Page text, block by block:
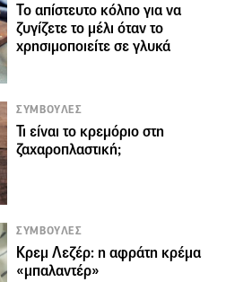
Το απίστευτο κόλπο για να
ζυγίζετε το μέλι όταν το
χρησιμοποιείτε σε γλυκά
ΣΥΜΒΟΥΛΕΣ
Τι είναι το κρεμόριο στη
ζαχαροπλαστική;
ΣΥΜΒΟΥΛΕΣ
Κρεμ Λεζέρ: η αφράτη κρέμα
«μπαλαντέρ»